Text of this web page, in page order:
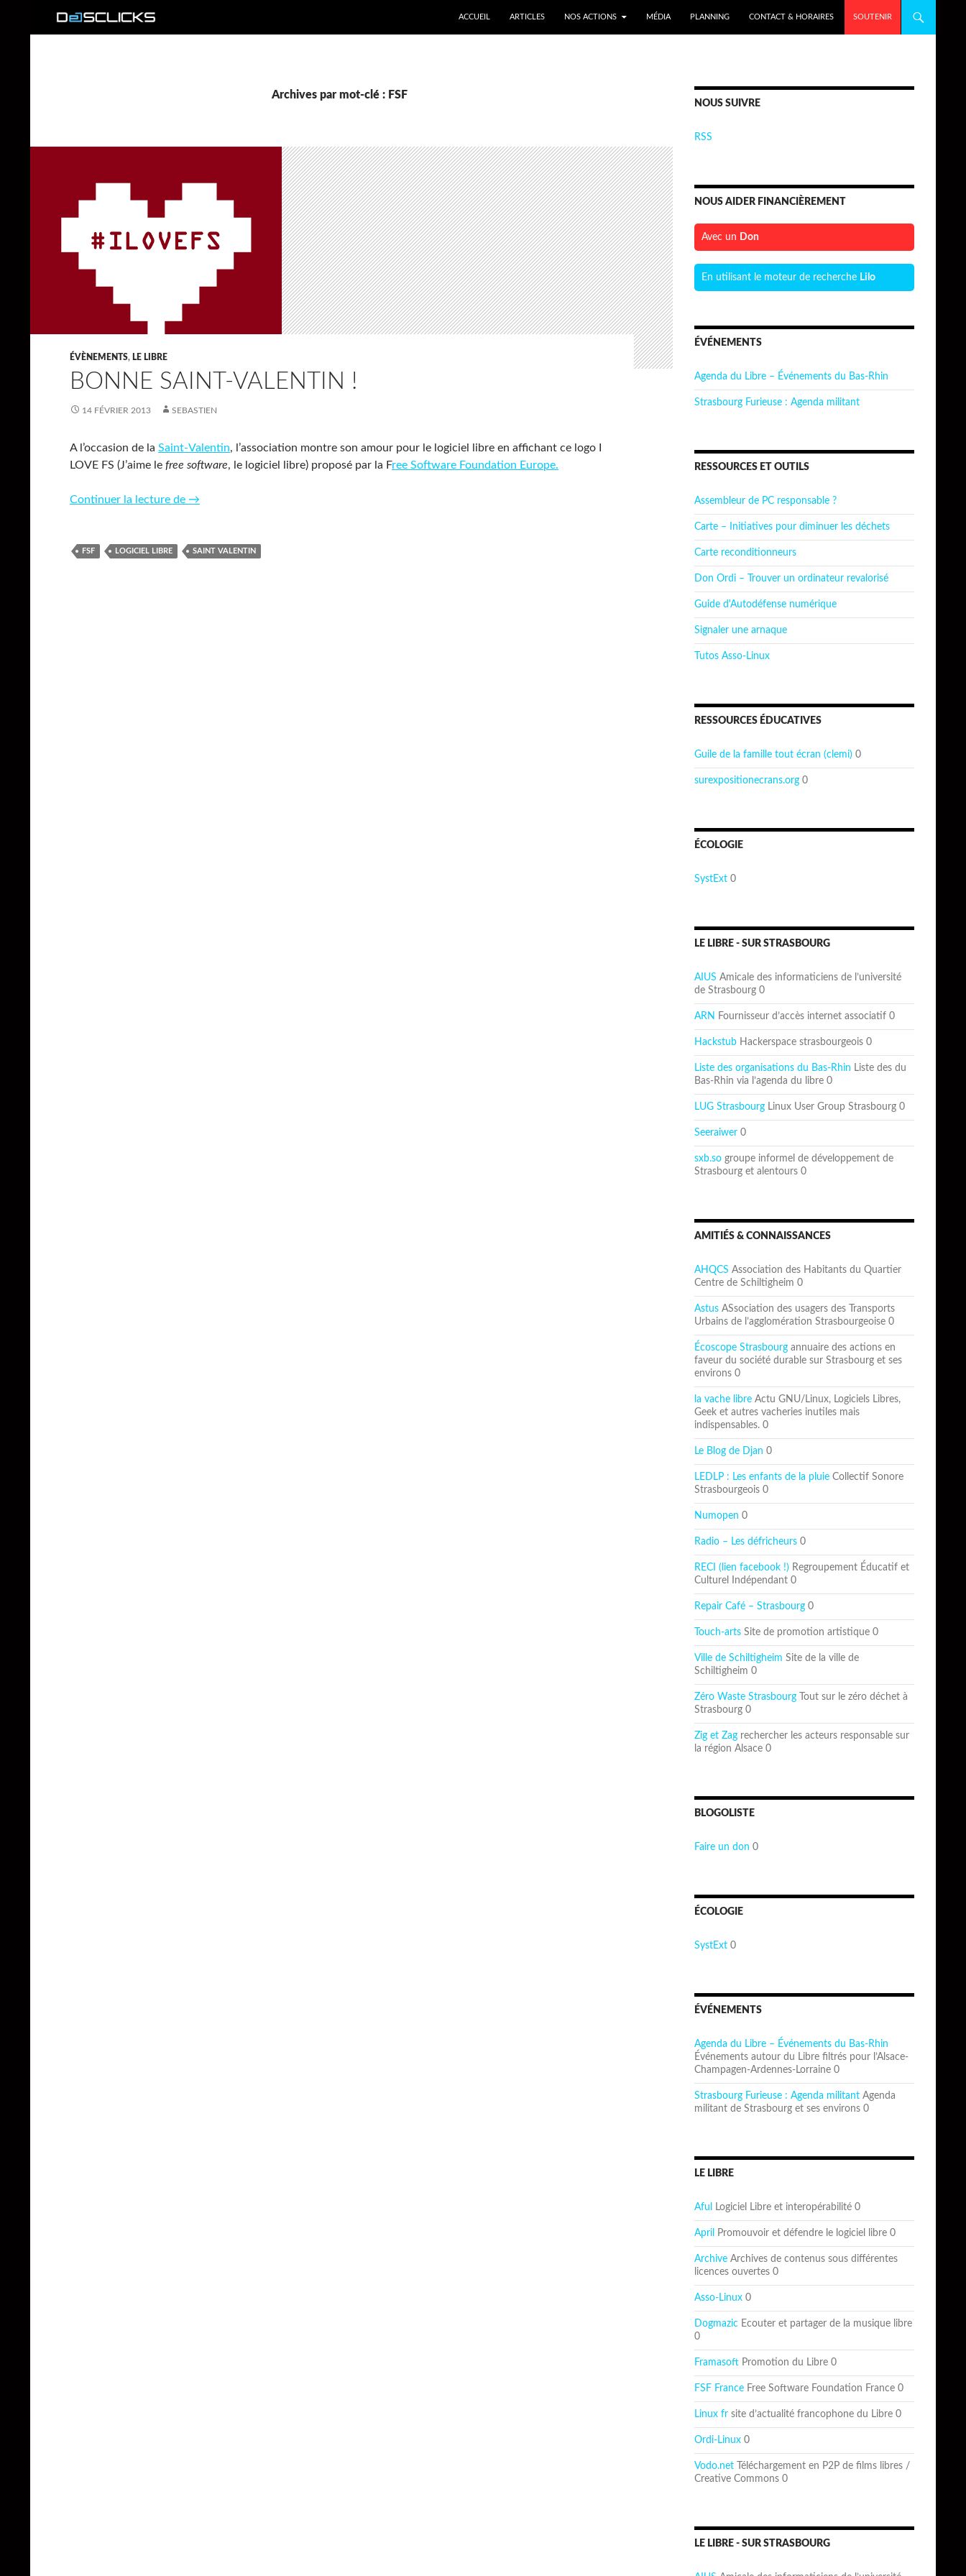
ACCUEIL
ARTICLES NOS ACTIONS MÉDIA PLANNING CONTACT & HORAIRES SOUTENIR
Archives par mot-clé : FSF
ÉVÈNEMENTS, LE LIBRE
BONNE SAINT-VALENTIN !
14 FÉVRIER 2013 SEBASTIEN
A l’occasion de la Saint-Valentin, l’association montre son amour pour le logiciel libre en affichant ce logo I
LOVE FS (J’aime le free software, le logiciel libre) proposé par la Free Software Foundation Europe.
Continuer la lecture de Bonne saint-Valentin !
→
FSF LOGICIEL LIBRE SAINT VALENTIN
NOUS SUIVRE
RSS
NOUS AIDER FINANCIÈREMENT
Avec un Don
En utilisant le moteur de recherche Lilo
ÉVÉNEMENTS
Agenda du Libre – Événements du Bas-Rhin
Strasbourg Furieuse : Agenda militant
RESSOURCES ET OUTILS
Assembleur de PC responsable ?
Carte – Initiatives pour diminuer les déchets
Carte reconditionneurs
Don Ordi – Trouver un ordinateur revalorisé
Guide d'Autodéfense numérique
Signaler une arnaque
Tutos Asso-Linux
RESSOURCES ÉDUCATIVES
Guile de la famille tout écran (clemi) 0
surexpositionecrans.org 0
ÉCOLOGIE
SystExt 0
LE LIBRE - SUR STRASBOURG
AIUS Amicale des informaticiens de l’université
de Strasbourg 0
ARN Fournisseur d’accès internet associatif 0
Hackstub Hackerspace strasbourgeois 0
Liste des organisations du Bas-Rhin Liste des du
Bas-Rhin via l’agenda du libre 0
LUG Strasbourg Linux User Group Strasbourg 0
Seeraiwer 0
sxb.so groupe informel de développement de
Strasbourg et alentours 0
AMITIÉS & CONNAISSANCES
AHQCS Association des Habitants du Quartier
Centre de Schiltigheim 0
Astus ASsociation des usagers des Transports
Urbains de l’agglomération Strasbourgeoise 0
Écoscope Strasbourg annuaire des actions en
faveur du société durable sur Strasbourg et ses
environs 0
la vache libre Actu GNU/Linux, Logiciels Libres,
Geek et autres vacheries inutiles mais
indispensables. 0
Le Blog de Djan 0
LEDLP : Les enfants de la pluie Collectif Sonore
Strasbourgeois 0
Numopen 0
Radio – Les défricheurs 0
RECI (lien facebook !) Regroupement Éducatif et
Culturel Indépendant 0
Repair Café – Strasbourg 0
Touch-arts Site de promotion artistique 0
Ville de Schiltigheim Site de la ville de
Schiltigheim 0
Zéro Waste Strasbourg Tout sur le zéro déchet à
Strasbourg 0
Zig et Zag rechercher les acteurs responsable sur
la région Alsace 0
BLOGOLISTE
Faire un don 0
ÉCOLOGIE
SystExt 0
ÉVÉNEMENTS
Agenda du Libre – Événements du Bas-Rhin
Événements autour du Libre filtrés pour l’Alsace-
Champagen-Ardennes-Lorraine 0
Strasbourg Furieuse : Agenda militant Agenda
militant de Strasbourg et ses environs 0
LE LIBRE
Aful Logiciel Libre et interopérabilité 0
April Promouvoir et défendre le logiciel libre 0
Archive Archives de contenus sous différentes
licences ouvertes 0
Asso-Linux 0
Dogmazic Ecouter et partager de la musique libre
0
Framasoft Promotion du Libre 0
FSF France Free Software Foundation France 0
Linux fr site d’actualité francophone du Libre 0
Ordi-Linux 0
Vodo.net Téléchargement en P2P de films libres /
Creative Commons 0
LE LIBRE - SUR STRASBOURG